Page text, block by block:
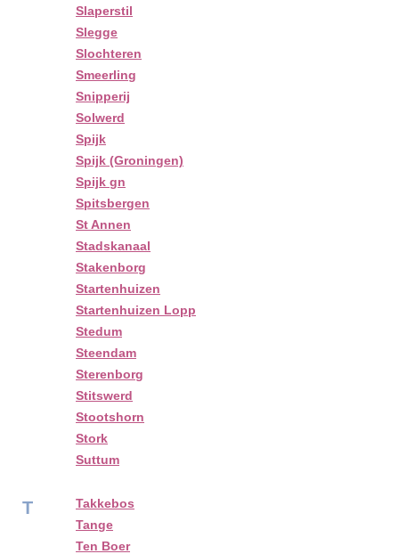
Slaperstil
Slegge
Slochteren
Smeerling
Snipperij
Solwerd
Spijk
Spijk (Groningen)
Spijk gn
Spitsbergen
St Annen
Stadskanaal
Stakenborg
Startenhuizen
Startenhuizen Lopp
Stedum
Steendam
Sterenborg
Stitswerd
Stootshorn
Stork
Suttum
T
Takkebos
Tange
Ten Boer